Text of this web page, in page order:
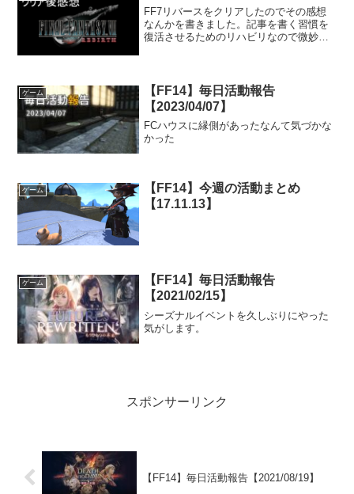
FF7リバースをクリアしたのでその感想
なんかを書きました。記事を書く習慣を
復活させるためのリハビリなので微妙に
ゲーム
【FF14】毎日活動報告
【2023/04/07】
FCハウスに縁側があったなんて気づかな
かった
ゲーム
【FF14】今週の活動まとめ
【17.11.13】
ゲーム
【FF14】毎日活動報告
【2021/02/15】
シーズナルイベントを久しぶりにやった
気がします。
スポンサーリンク
【FF14】毎日活動報告【2021/08/19】